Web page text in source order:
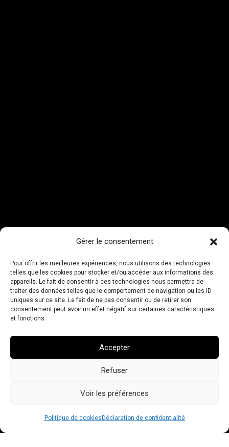
Gérer le consentement
Pour offrir les meilleures expériences, nous utilisons des technologies
telles que les cookies pour stocker et/ou accéder aux informations des
appareils. Le fait de consentir à ces technologies nous permettra de
traiter des données telles que le comportement de navigation ou les ID
uniques sur ce site. Le fait de ne pas consentir ou de retirer son
consentement peut avoir un effet négatif sur certaines caractéristiques
et fonctions.
Accepter
Refuser
Voir les préférences
Politique de cookies Déclaration de confidentialité